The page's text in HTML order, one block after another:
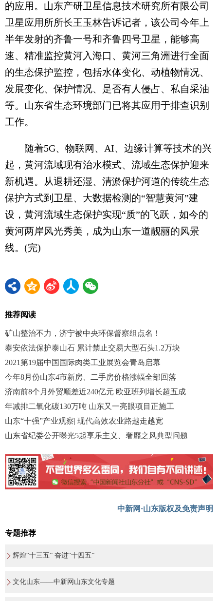
的应用。山东产研卫星信息技术研究所有限公司
卫星应用所所长王玉林告诉记者，该公司今年上
半年发射的齐鲁一号和齐鲁四号卫星，能够高
速、精准监控黄河入海口、黄河三角洲进行全面
的生态保护监控，包括水体变化、动植物情况、
发展变化、保护情况、是否有人侵占、私自采油
等。山东省生态环境部门已将其应用于排查识别
工作。
随着5G、物联网、AI、边缘计算等技术的兴
起，黄河流域现有治水模式、流域生态保护迎来
新机遇。从退耕还湿、清淤保护河道的传统生态
保护方式到卫星、大数据检测的“智慧黄河”建
设，黄河流域生态保护实现“质”的飞跃，如今的
黄河两岸风光秀美，成为山东一道靓丽的风景
线。(完)
推荐阅读
矿山整治不力，济宁被中央环保督察组点名！
泰安依法保护泰山石 累计禁止交易大型石头1.2万块
2021第19届中国国际肉类工业展览会青岛启幕
今年8月份山东4市新房、二手房价格涨幅全部回落
济南前8个月外贸顺差近240亿元 欧亚班列增长超五成
年减排二氧化碳130万吨 山东又一亮眼项目正施工
山东“十强”产业观察| 现代高效农业路越走越宽
山东省纪委公开曝光5起享乐主义、奢靡之风典型问题
中新网·山东版权及免责声明
专题推荐
辉煌“十三五” 奋进“十四五”
文化山东——中新网山东文化专题